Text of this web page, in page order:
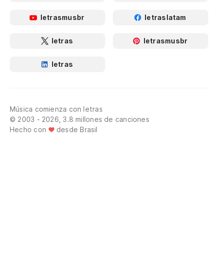
letrasmusbr letraslatam
letras letrasmusbr
letras
Música comienza con letras
© 2003 - 2026, 3.8 millones de canciones
Hecho con
desde Brasil